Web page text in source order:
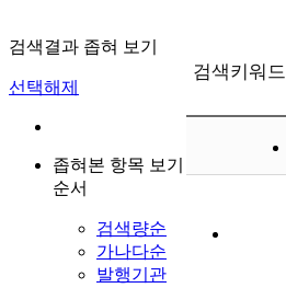
검색결과 좁혀 보기
선택해제
좁혀본 항목 보기
순서
검색량순
가나다순
발행기관
검색키워드